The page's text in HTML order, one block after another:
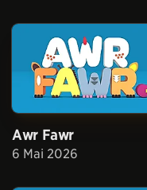
Awr Fawr
6 Mai 2026